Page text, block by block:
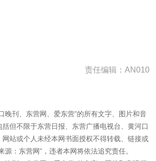
责任编辑：AN010
刊、东营网、爱东营”的所有文字、图片和音
但不限于东营日报、东营广播电视台、黄河口
站或个人未经本网书面授权不得转载、链接或
：东营网”，违者本网将依法追究责任。